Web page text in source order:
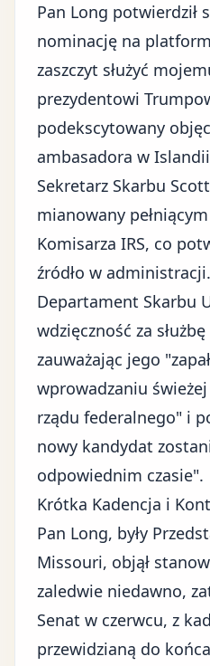
Pan Long potwierdził
nominację na
zaszczyt służyć
prezydentowi
podekscytowany
ambasadora w
Sekretarz Skarbu
mianowany
Komisarza IRS, co
źródło w administracji.
Departament Skarbu
wdzięczność za
zauważając jego
wprowadzaniu
rządu federalnego" i
nowy kandydat
odpowiednim czasie".
Krótka Kadencja i
Pan Long, były
Missouri, objął
zaledwie niedawno,
Senat w czerwcu, z
przewidzianą do